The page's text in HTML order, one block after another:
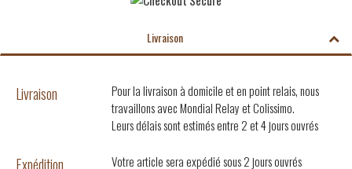
Livraison
Livraison
Pour la livraison à domicile et en point relais, nous
travaillons avec Mondial Relay et Colissimo.
Leurs délais sont estimés entre 2 et 4 jours ouvrés
Expédition Votre article sera expédié sous 2 jours ouvrés